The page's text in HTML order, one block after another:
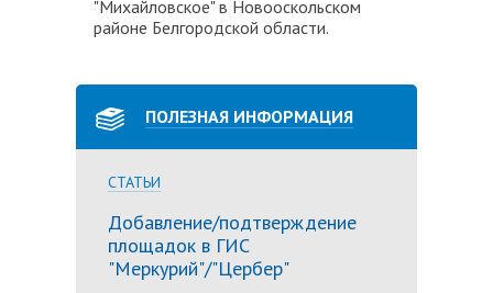
"Михайловское" в Новооскольском
районе Белгородской области.
ПОЛЕЗНАЯ ИНФОРМАЦИЯ
СТАТЬИ
Добавление/подтверждение
площадок в ГИС
"Меркурий"/"Цербер"